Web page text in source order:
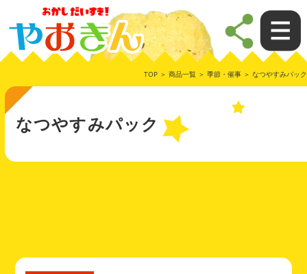
TOP ＞ 商品一覧 ＞ 季節・催事 ＞ なつやすみパック
なつやすみパック